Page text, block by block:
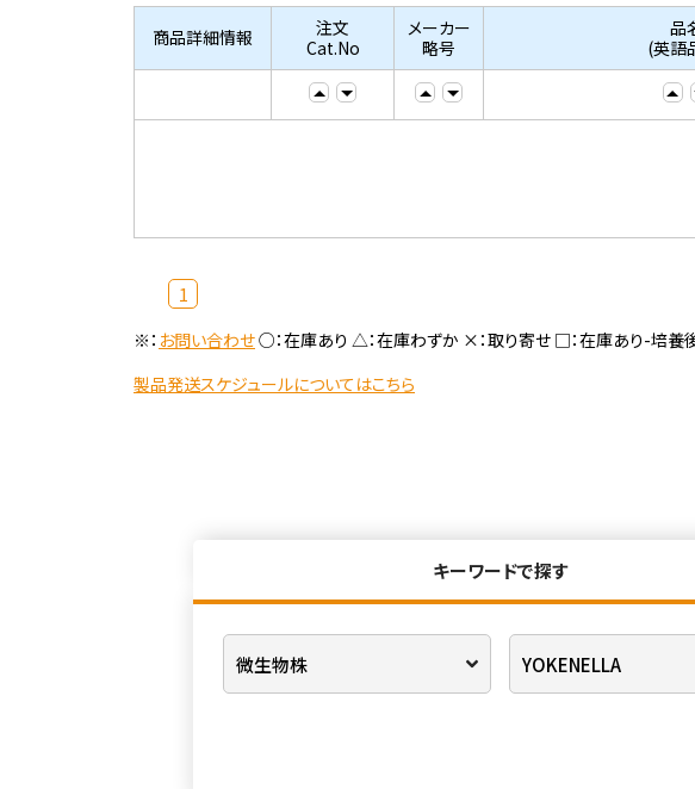
商品詳細情報
注文
Cat.No
メーカー
略号
品
(英語
1
※： お問い合わせ○：在庫あり △：在庫わずか ×：取り寄せ □：在庫あり-培養
製品発送スケジュールについてはこちら
キーワードで探す